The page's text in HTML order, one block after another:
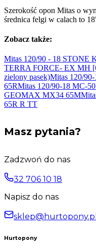
Szerokość opon Mitas o
średnica felgi w calach to
Zobacz także:
Mitas 120/90 - 18 STONE
TERRA FORCE- EX MH
zielony pasek)Mitas 120/
65RMitas 120/90-18 MC-
GEOMAX MX34 65M
65R R TT
Masz pytania?
Zadzwoń do nas
32 706 10 18
Napisz do nas
sklep@hurtopony.pl
Hurtopony